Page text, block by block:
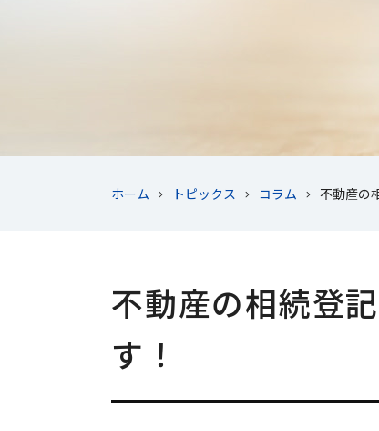
ホーム トピックス コラム 不動産の
不動産の相続登
す！